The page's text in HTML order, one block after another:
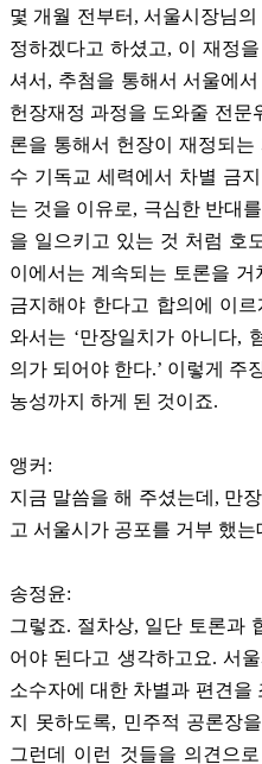
몇 개월 전부터, 서울시장님
정하겠다고 하셨고, 이 재정
셔서, 추첨을 통해서 서울에
헌장재정 과정을 도와줄 전문
론을 통해서 헌장이 재정되
수 기독교 세력에서 차별 금
는 것을 이유로, 극심한 반대
을 일으키고 있는 것 처럼 호
이에서는 계속되는 토론을
금지해야 한다고 합의에 이
와서는 ‘만장일치가 아니다,
의가 되어야 한다.’ 이렇게 주
농성까지 하게 된 것이죠.
앵커:
지금 말씀을 해 주셨는데, 만
고 서울시가 공포를 거부 했
송정윤:
그렇죠. 절차상, 일단 토론과
어야 된다고 생각하고요. 서
소수자에 대한 차별과 편견을
지 못하도록, 민주적 공론장
그런데 이런 것들을 의견으